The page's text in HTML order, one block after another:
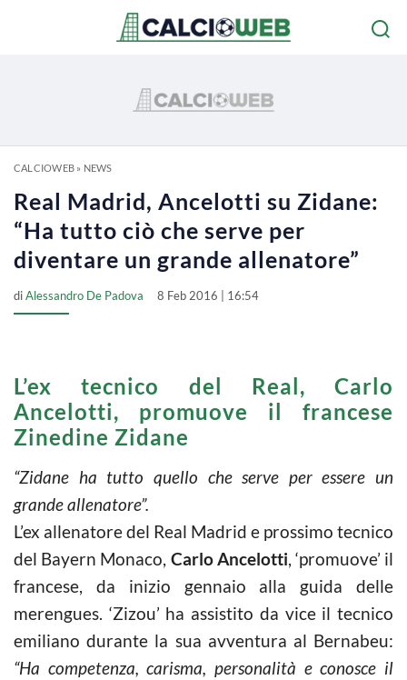
CALCIOWEB» NEWS
Real Madrid, Ancelotti su Zidane:
“Ha tutto ciò che serve per
diventare un grande allenatore”
diAlessandro De Padova 8 Feb 2016 | 16:54
L’ex tecnico del Real, Carlo
Ancelotti, promuove il francese
Zinedine Zidane
“Zidane ha tutto quello che serve per essere un
grande allenatore”.
L’ex allenatore del Real Madrid e prossimo tecnico
del Bayern Monaco, Carlo Ancelotti, ‘promuove’ il
francese, da inizio gennaio alla guida delle
merengues. ‘Zizou’ ha assistito da vice il tecnico
emiliano durante la sua avventura al Bernabeu:
“Ha competenza, carisma, personalità e conosce il